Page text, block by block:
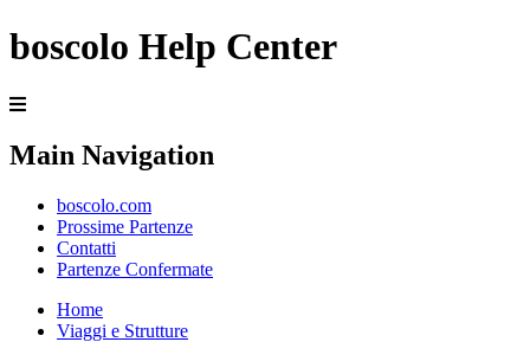
boscolo Help Center
Main Navigation
boscolo.com
Prossime Partenze
Contatti
Partenze Confermate
Home
Viaggi e Strutture